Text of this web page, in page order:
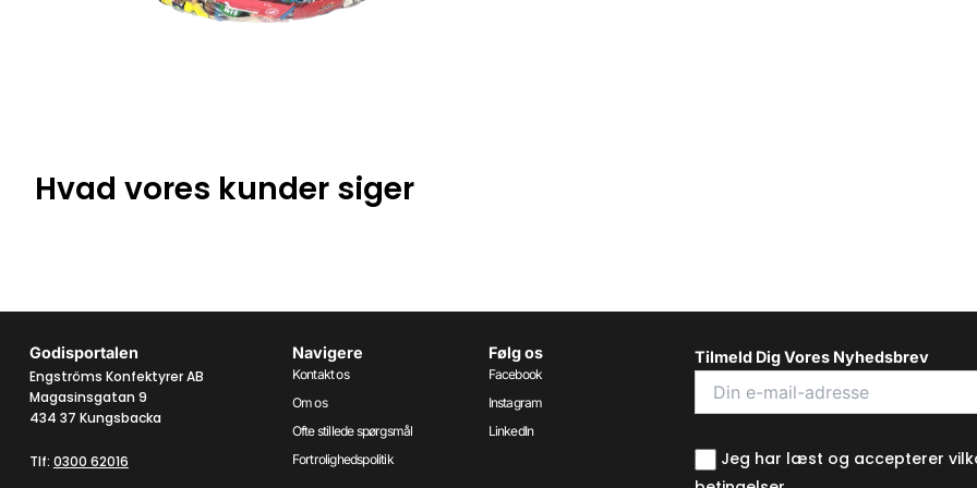
Hvad vores kunder siger
Godisportalen
Engströms Konfektyrer AB
Magasinsgatan 9
434 37 Kungsbacka
Tlf: 0300 62016
Navigere
Kontakt os
Om os
Ofte stillede spørgsmål
Fortrolighedspolitik
Følg os
Facebook
Instagram
LinkedIn
Tilmeld Dig Vores Nyhedsbrev
Jeg har læst og accepterer